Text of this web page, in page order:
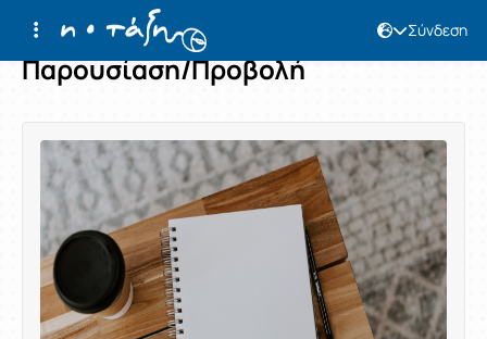
Σύνδεση
Παρουσίαση/Προβολή